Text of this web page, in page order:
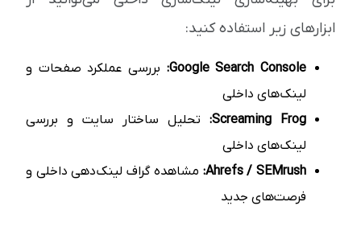
ابزارهای زیر استفاده کنید:
Google Search Console: بررسی عملکرد صفحات و
لینک‌های داخلی
Screaming Frog:
تحلیل ساختار سایت و بررسی
لینک‌های داخلی
Ahrefs / SEMrush: مشاهده گراف لینک‌دهی داخلی و
فرصت‌های جدید